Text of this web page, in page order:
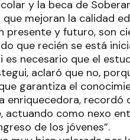
y la beca de
mejoran la calidad
presente y futuro, son
que recién se está
es necesario que el
aclaró que no,
garantiza el
enriquecedora,
actuando como nexo
de los jóvenes”.